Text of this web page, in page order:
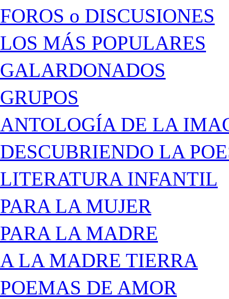
FOROS o DISCUSIONES
LOS MÁS POPULARES
GALARDONADOS
GRUPOS
ANTOLOGÍA DE LA
DESCUBRIENDO LA
LITERATURA INFANTIL
PARA LA MUJER
PARA LA MADRE
A LA MADRE TIERRA
POEMAS DE AMOR